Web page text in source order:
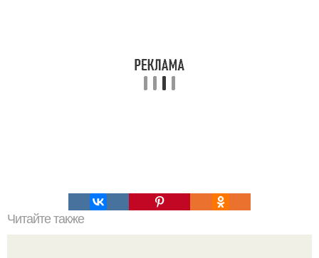
Читайте также